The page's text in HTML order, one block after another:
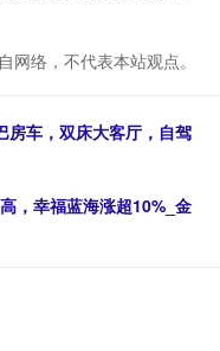
网络，不代表本站观点。
房车，双床大客厅，自驾
，幸福蓝海涨超10%_金